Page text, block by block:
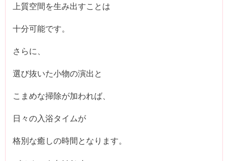
上質空間を生み出すことは
十分可能です。
さらに、
選び抜いた小物の演出と
こまめな掃除が加われば、
日々の入浴タイムが
格別な癒しの時間となります。